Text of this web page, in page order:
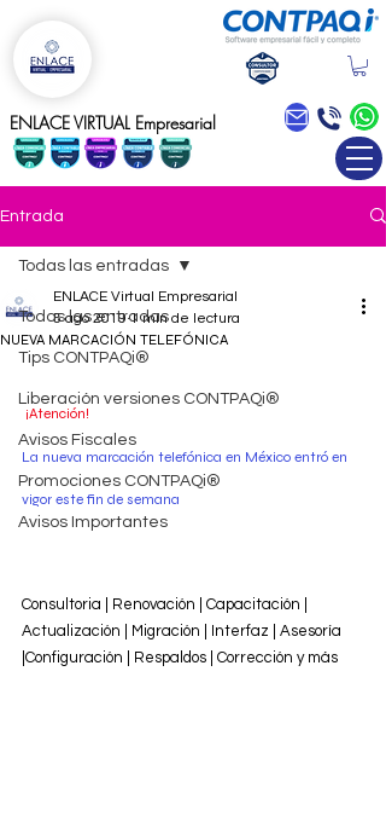
ENLACE VIRTUAL Empresarial
Entrada
Todas las entradas
Tips CONTPAQi®
Liberación versiones CONTPAQi®
Avisos Fiscales
Promociones CONTPAQi®
Avisos Importantes
Todas las entradas
NUEVA MARCACIÓN TELEFÓNICA
ENLACE Virtual Empresarial
5 ago 2019 1 min de lectura
¡Atención!
La nueva marcación telefónica en México entró en
vigor este fin de semana
Consultoria | Renovación | Capacitación |
Actualización | Migración | Interfaz | Asesoría
|Configuración | Respaldos | Corrección y más